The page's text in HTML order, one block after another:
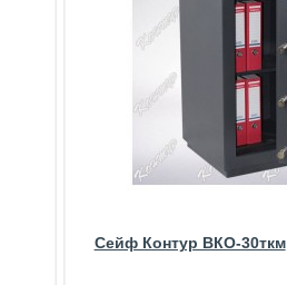
Сейф Контур ВКО-30ткм